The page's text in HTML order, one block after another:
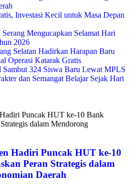
Investasi Kecil untuk Masa Depan
Mengucapkan Selamat Hari
2026
Selatan Hadirkan Harapan Baru
Operasi Katarak Gratis
324 Siswa Baru Lewat MPLS
dan Semangat Belajar Sejak Hari
Hadiri Puncak HUT ke-10
Peran Strategis dalam
Daerah